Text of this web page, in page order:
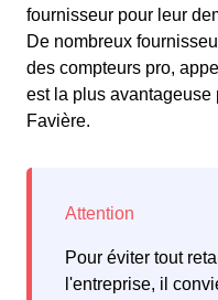
fournisseur pour leur
De nombreux
des compteurs pro,
est la plus avantageuse
Favière.
Pour éviter tout
l'entreprise, il